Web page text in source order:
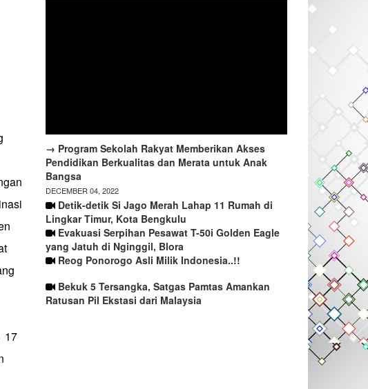
17
→ Program Sekolah Rakyat Memberikan Akses
Pendidikan Berkualitas dan Merata untuk Anak
Bangsa
DECEMBER 04, 2022
Detik-detik Si Jago Merah Lahap 11 Rumah di
Lingkar Timur, Kota Bengkulu
Evakuasi Serpihan Pesawat T-50i Golden Eagle
yang Jatuh di Nginggil, Blora
Reog Ponorogo Asli Milik Indonesia..!!
Bekuk 5 Tersangka, Satgas Pamtas Amankan
Ratusan Pil Ekstasi dari Malaysia